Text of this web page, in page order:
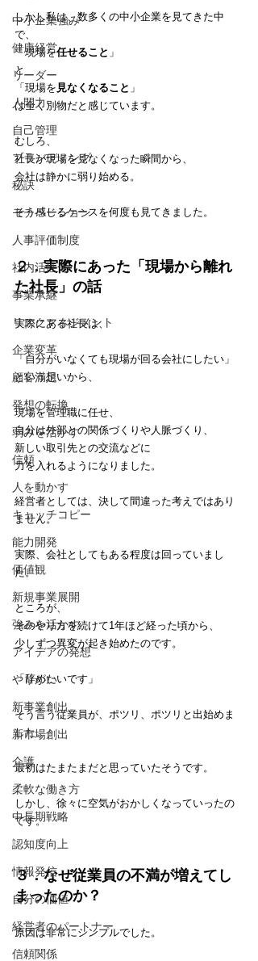
中小企業強み
健康経営
リーダー
人間力
自己管理
ブランディング
秘訣
モチベーション
人事評価制度
社内活性化
事業承継
リスクマネジメント
企業変革
顧客満足
発想の転換
弱みを活かす
信頼
人を動かす
キャッチコピー
能力開発
価値観
新規事業展開
強みを活かす
アイデアの発想
やりがい
新事業創出
新市場創出
介護
柔軟な働き方
中長期戦略
認知度向上
情報発信
自分の価値
経営者のパートナー
信頼関係
しかし私は、数多くの中小企業を見てきた中
で、
「現場を任せること 」
と
「現場を 見なくなること 」
は全く別物だと感じています。
むしろ、
社長が現場を見なくなった瞬間から、
会社は静かに弱り始める。
そう感じるケースを何度も見てきました。
２．実際にあった「現場から離れ
た社長」の話
実際にある社長は、
「自分がいなくても現場が回る会社にしたい」
という想いから、
現場を管理職に任せ、
自分は外部との関係づくりや人脈づくり、
新しい取引先との交流などに
力を入れるようになりました。
経営者としては、決して間違った考えではあり
ません。
実際、会社としてもある程度は回っていまし
た。
ところが、
そのやり方を続けて1年ほど経った頃から、
少しずつ異変が起き始めたのです。
「辞めたいです」
そう言う従業員が、ポツリ、ポツリと出始めま
した。
最初はたまたまだと思っていたそうです。
しかし、徐々に空気がおかしくなっていったの
です。
３．なぜ従業員の不満が増えてし
まったのか？
原因は非常にシンプルでした。